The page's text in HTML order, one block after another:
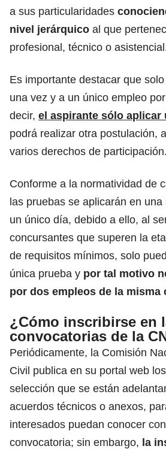
a sus particularidades
nivel jerárquico al que
profesional, técnico o
Es importante destacar que
una vez y a un único empleo
decir, el aspirante sólo aplicar
podrá realizar otra postulación,
varios derechos de participación.
Conforme a la normatividad de
las pruebas se aplicarán en
un único día, debido a ello, al
concursantes que superen la
de requisitos mínimos, solo
única prueba y por tal motivo
por dos empleos de la misma
¿Cómo inscribirse en
convocatorias de la
Periódicamente, la Comisión
Civil publica en su portal web
selección que se están
acuerdos técnicos o anexos,
interesados puedan conocer
convocatoria; sin embargo, la